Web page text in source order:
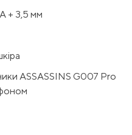
+ 3,5 мм
ASSASSINS G007 Pro